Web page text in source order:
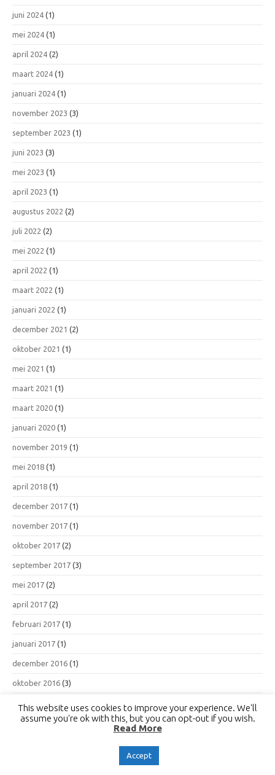
juni 2024 (1)
mei 2024 (1)
april 2024 (2)
maart 2024 (1)
januari 2024 (1)
november 2023 (3)
september 2023 (1)
juni 2023 (3)
mei 2023 (1)
april 2023 (1)
augustus 2022 (2)
juli 2022 (2)
mei 2022 (1)
april 2022 (1)
maart 2022 (1)
januari 2022 (1)
december 2021 (2)
oktober 2021 (1)
mei 2021 (1)
maart 2021 (1)
maart 2020 (1)
januari 2020 (1)
november 2019 (1)
mei 2018 (1)
april 2018 (1)
december 2017 (1)
november 2017 (1)
oktober 2017 (2)
september 2017 (3)
mei 2017 (2)
april 2017 (2)
februari 2017 (1)
januari 2017 (1)
december 2016 (1)
oktober 2016 (3)
september 2016
april 2000(1)
This website uses cookies to improve your experience. We'll
assume you're ok with this, but you can opt-out if you wish.
Read More
Accept